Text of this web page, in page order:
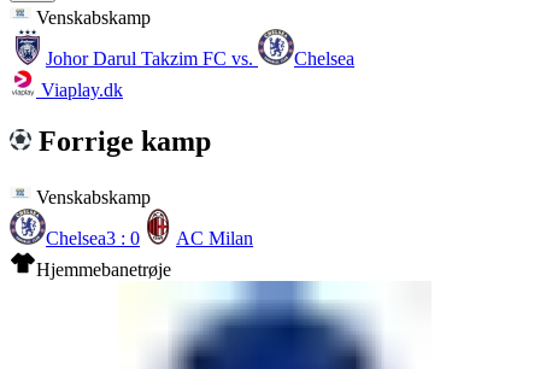
Venskabskamp
Johor Darul Takzim FC vs.
Chelsea
Viaplay.dk
Forrige kamp
Venskabskamp
Chelsea3 : 0
AC Milan
Hjemmebanetrøje